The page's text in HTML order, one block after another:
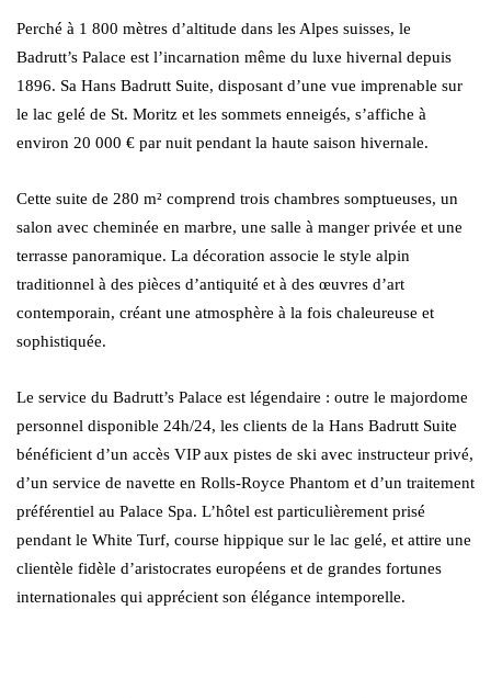
Perché à 1 800 mètres d’altitude dans les Alpes suisses, le
Badrutt’s Palace est l’incarnation même du luxe hivernal depuis
1896. Sa Hans Badrutt Suite, disposant d’une vue imprenable sur
le lac gelé de St. Moritz et les sommets enneigés, s’affiche à
environ 20 000 € par nuit pendant la haute saison hivernale.
Cette suite de 280 m² comprend trois chambres somptueuses, un
salon avec cheminée en marbre, une salle à manger privée et une
terrasse panoramique. La décoration associe le style alpin
traditionnel à des pièces d’antiquité et à des œuvres d’art
contemporain, créant une atmosphère à la fois chaleureuse et
sophistiquée.
Le service du Badrutt’s Palace est légendaire : outre le majordome
personnel disponible 24h/24, les clients de la Hans Badrutt Suite
bénéficient d’un accès VIP aux pistes de ski avec instructeur privé,
d’un service de navette en Rolls-Royce Phantom et d’un traitement
préférentiel au Palace Spa. L’hôtel est particulièrement prisé
pendant le White Turf, course hippique sur le lac gelé, et attire une
clientèle fidèle d’aristocrates européens et de grandes fortunes
internationales qui apprécient son élégance intemporelle.